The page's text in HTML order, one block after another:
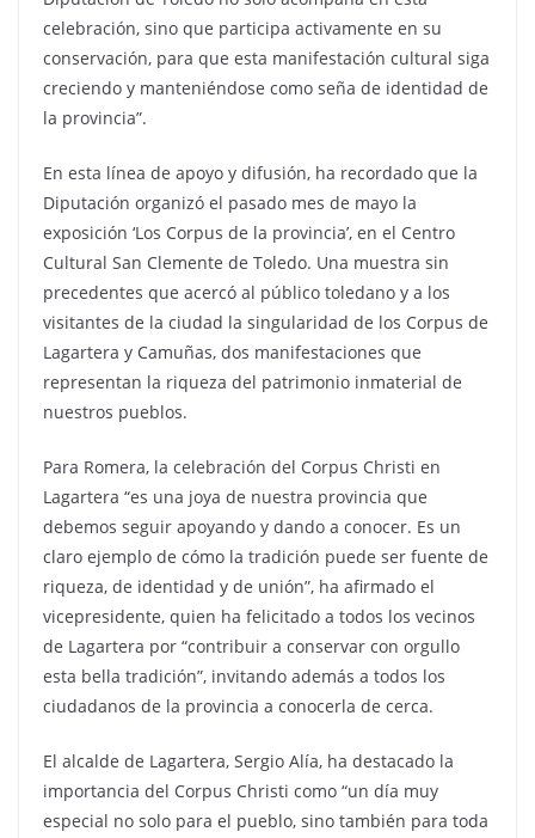
celebración, sino que participa activamente en su
conservación, para que esta manifestación cultural siga
creciendo y manteniéndose como seña de identidad de
la provincia”.
En esta línea de apoyo y difusión, ha recordado que la
Diputación organizó el pasado mes de mayo la
exposición ‘Los Corpus de la provincia’, en el Centro
Cultural San Clemente de Toledo. Una muestra sin
precedentes que acercó al público toledano y a los
visitantes de la ciudad la singularidad de los Corpus de
Lagartera y Camuñas, dos manifestaciones que
representan la riqueza del patrimonio inmaterial de
nuestros pueblos.
Para Romera, la celebración del Corpus Christi en
Lagartera “es una joya de nuestra provincia que
debemos seguir apoyando y dando a conocer. Es un
claro ejemplo de cómo la tradición puede ser fuente de
riqueza, de identidad y de unión”, ha afirmado el
vicepresidente, quien ha felicitado a todos los vecinos
de Lagartera por “contribuir a conservar con orgullo
esta bella tradición”, invitando además a todos los
ciudadanos de la provincia a conocerla de cerca.
El alcalde de Lagartera, Sergio Alía, ha destacado la
importancia del Corpus Christi como “un día muy
especial no solo para el pueblo, sino también para toda